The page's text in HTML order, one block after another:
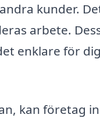
kunder.
arbete.
enklare för
kan företag